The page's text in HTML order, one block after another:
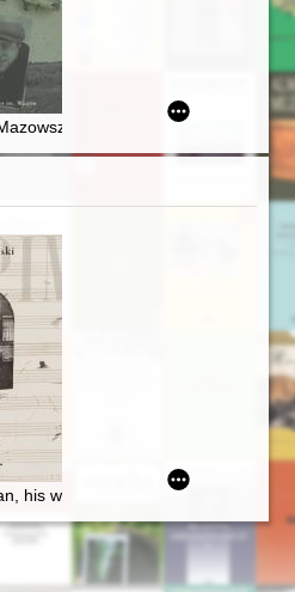
Królewskiego i Miejskiego
w XIX i XX wieku
społeczno-ekonomicznych i
i Podlasia : źródła. T. 4 cz. 1
his work and its resonance